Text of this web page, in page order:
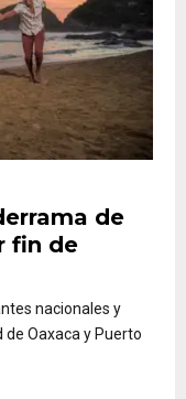
de
fin de
nacionales y
Oaxaca y Puerto